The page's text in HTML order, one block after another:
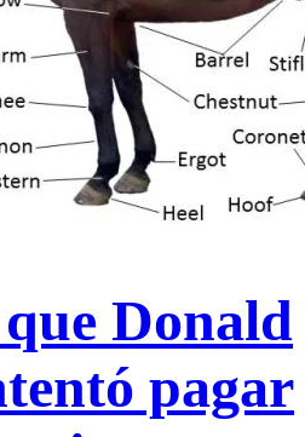
Donald
pagar